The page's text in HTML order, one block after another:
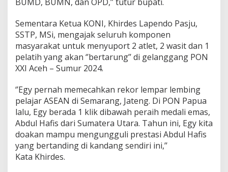
Sementara Ketua KONI, Khirdes Lapendo Pasju,
SSTP, MSi, mengajak seluruh komponen
masyarakat untuk menyuport 2 atlet, 2 wasit dan 1
pelatih yang akan ‘’bertarung’’ di gelanggang PON
XXI Aceh – Sumur 2024.
‘’Egy pernah memecahkan rekor lempar lembing
pelajar ASEAN di Semarang, Jateng. Di PON Papua
lalu, Egy berada 1 klik dibawah peraih medali emas,
Abdul Hafis dari Sumatera Utara. Tahun ini, Egy kita
doakan mampu mengungguli prestasi Abdul Hafis
yang bertanding di kandang sendiri ini,’’
Kata Khirdes.